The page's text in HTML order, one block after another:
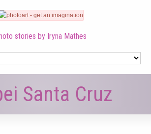
stories by Iryna Mathes
Santa Cruz